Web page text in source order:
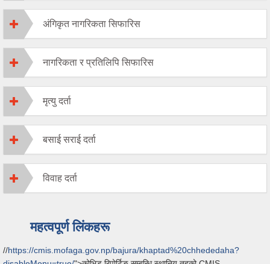
अंगिकृत नागरिकता सिफारिस
नागरिकता र प्रतिलिपि सिफारिस
मृत्यु दर्ता
बसाई सराई दर्ता
विवाह दर्ता
महत्वपूर्ण लिंकहरू
//https://cmis.mofaga.gov.np/bajura/khaptad%20chhededaha?